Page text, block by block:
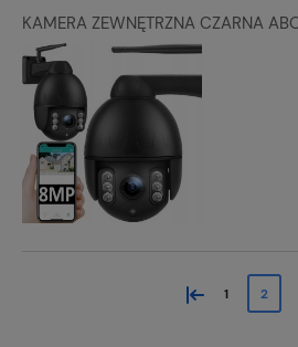
KAMERA ZEWNĘTRZNA CZARNA
« 1 2